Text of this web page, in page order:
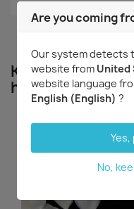
Kunden, die
haben, kauften
Are you coming
Our system detects
website from United
website language
English (English) ?
No,